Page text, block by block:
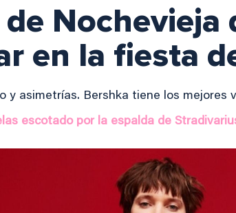
Nochevieja
en la fiesta
y asimetrías. Bershka tiene los
escotado por la espalda de